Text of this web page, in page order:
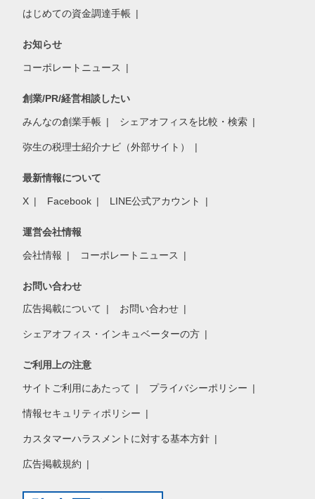
はじめての資金調達手帳
お知らせ
コーポレートニュース
創業/PR/経営相談したい
みんなの創業手帳 シェアオフィスを比較・検索
弥生の税理士紹介ナビ（外部サイト）
最新情報について
X Facebook LINE公式アカウント
運営会社情報
会社情報 コーポレートニュース
お問い合わせ
広告掲載について お問い合わせ
シェアオフィス・インキュベーターの方
ご利用上の注意
サイトご利用にあたって プライバシーポリシー
情報セキュリティポリシー
カスタマーハラスメントに対する基本方針
広告掲載規約